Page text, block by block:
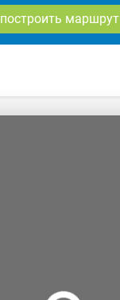
построить маршрут